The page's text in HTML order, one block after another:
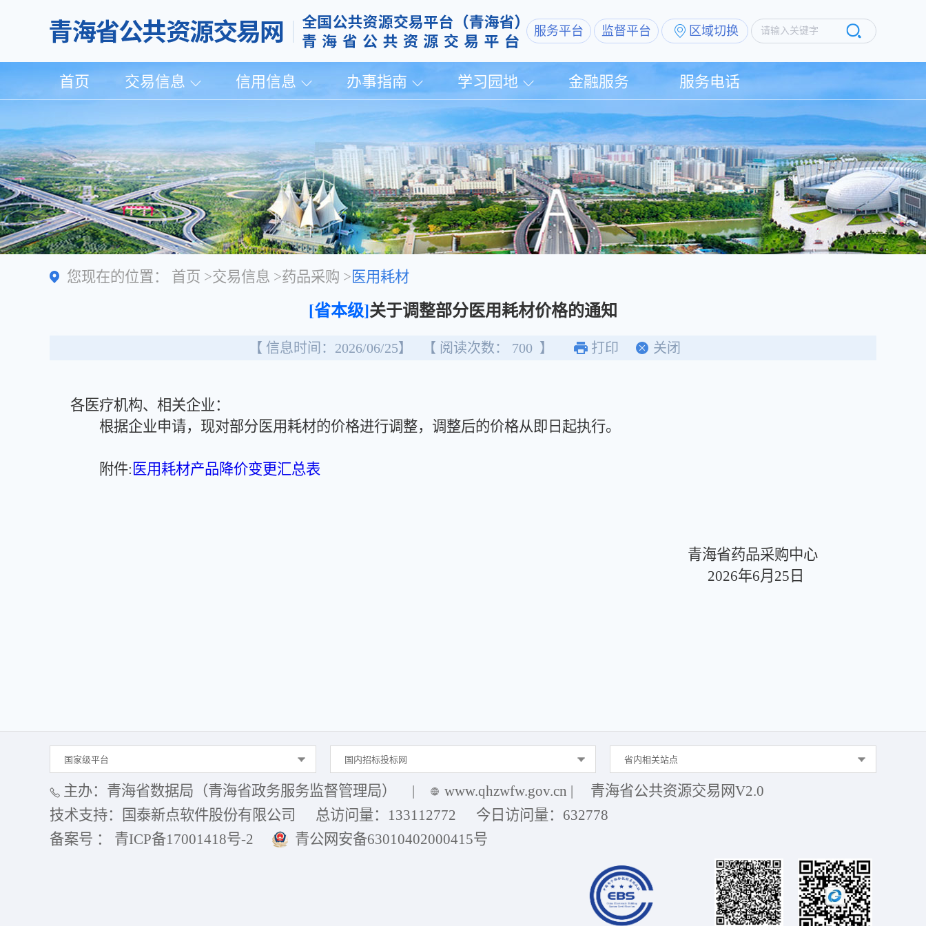
服务平台 监督平台 区域切换 请输入关键字
首页 交易信息 信用信息 办事指南 学习园地 金融服务 服务电话
您现在的位置： 首页 >交易信息 >药品采购 > 医用耗材
[省本级]关于调整部分医用耗材价格的通知
【 信息时间：2026/06/25】 【 阅读次数： 700 】 打印 关闭
各医疗机构、相关企业：
根据企业申请，现对部分医用耗材的价格进行调整，调整后的价格从即日起执行。
附件: 医用耗材产品降价变更汇总表
青海省药品采购中心
2026年6月25日
国家级平台 国内招标投标网 省内相关站点
主办：青海省数据局（青海省政务服务监督管理局） | www.qhzwfw.gov.cn |
青海省公共资源交易网V2.0
技术支持：国泰新点软件股份有限公司
总访问量： 133112772 今日访问量： 632778
备案号 ： 青ICP备17001418号-2
青公网安备63010402000415号